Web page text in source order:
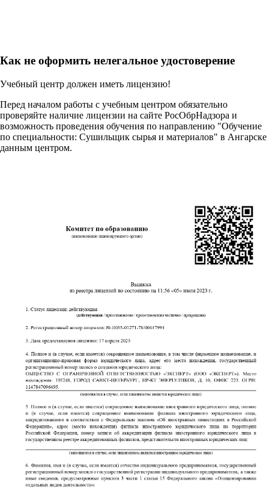
Как не оформить нелегальное удостоверение
Учебный центр должен иметь лицензию!
Перед началом работы с учебным центром обязательно
проверяйте наличие лицензии на сайте РосОбрНадзора и
возможность проведения обучения по направлению "Обучение
по специальности: Сушильщик сырья и материалов" в Ангарске
данным центром.